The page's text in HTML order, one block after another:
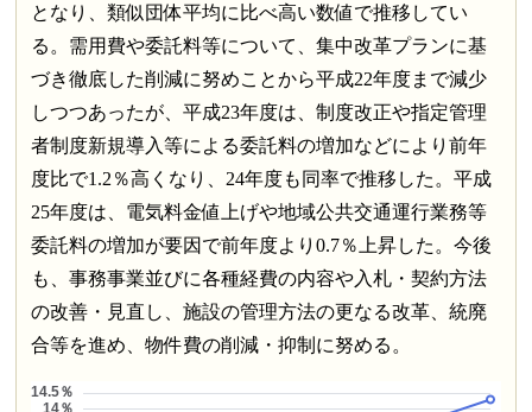
となり、類似団体平均に比べ高い数値で推移してい
る。需用費や委託料等について、集中改革プランに基
づき徹底した削減に努めことから平成22年度まで減少
しつつあったが、平成23年度は、制度改正や指定管理
者制度新規導入等による委託料の増加などにより前年
度比で1.2％高くなり、24年度も同率で推移した。平成
25年度は、電気料金値上げや地域公共交通運行業務等
委託料の増加が要因で前年度より0.7％上昇した。今後
も、事務事業並びに各種経費の内容や入札・契約方法
の改善・見直し、施設の管理方法の更なる改革、統廃
合等を進め、物件費の削減・抑制に努める。